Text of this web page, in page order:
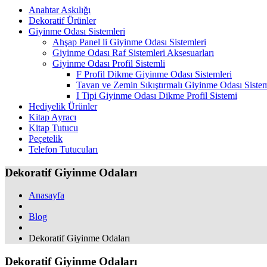
Anahtar Askılığı
Dekoratif Ürünler
Giyinme Odası Sistemleri
Ahşap Panel li Giyinme Odası Sistemleri
Giyinme Odası Raf Sistemleri Aksesuarları
Giyinme Odası Profil Sistemli
F Profil Dikme Giyinme Odası Sistemleri
Tavan ve Zemin Sıkıştırmalı Giyinme Odası
I Tipi Giyinme Odası Dikme Profil Sistemi
Hediyelik Ürünler
Kitap Ayracı
Kitap Tutucu
Peçetelik
Telefon Tutucuları
Dekoratif Giyinme Odaları
Anasayfa
Blog
Dekoratif Giyinme Odaları
Dekoratif Giyinme Odaları